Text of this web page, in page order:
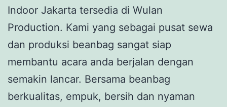
Indoor Jakarta tersedia di Wulan
Production. Kami yang sebagai pusat sewa
dan produksi beanbag sangat siap
membantu acara anda berjalan dengan
semakin lancar. Bersama beanbag
berkualitas, empuk, bersih dan nyaman